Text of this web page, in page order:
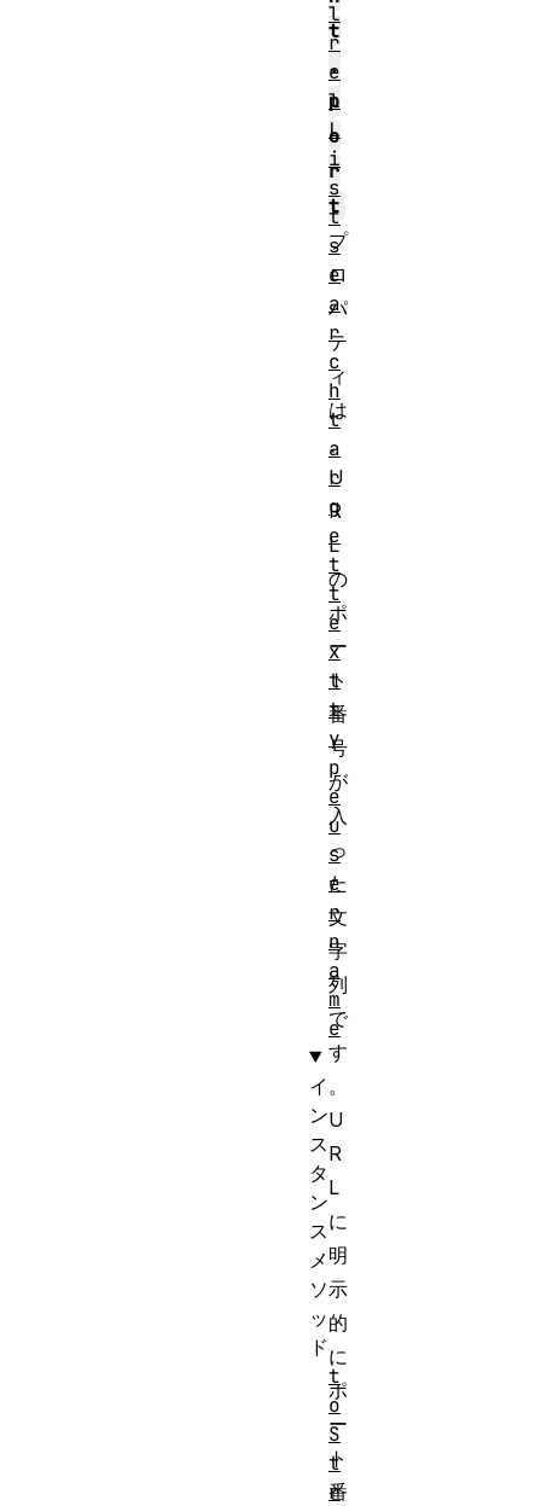
t
.
p
o
r
t
プ
ロ
パ
テ
ィ
は
、
U
R
L
の
ポ
ー
ト
番
号
が
入
っ
た
文
字
列
で
す
。
U
R
L
に
明
示
的
に
ポ
ー
ト
番
l
r
e
l
L
i
s
t
s
e
a
r
c
h
t
a
r
g
e
t
t
e
x
t
t
y
p
e
u
s
e
r
n
a
m
e
イ
ン
ス
タ
ン
ス
メ
ソ
ッ
ド
t
o
S
t
r